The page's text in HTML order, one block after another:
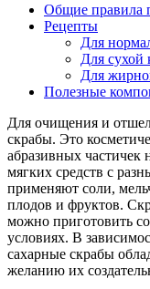
Общие правила
Рецепты
Для
Для сухой
Для
Полезные
Для очищения и
скрабы. Это
абразивных частичек
мягких средств с
применяют соли,
плодов и фруктов.
можно приготовить
условиях. В
сахарные скрабы
желанию их